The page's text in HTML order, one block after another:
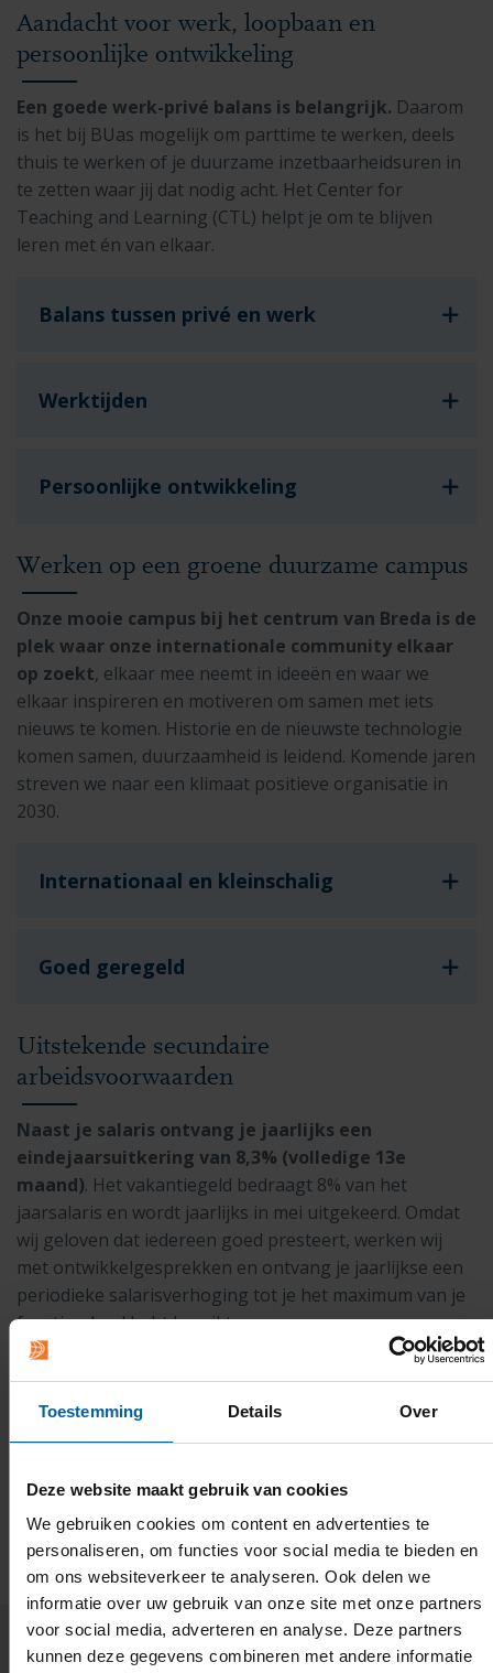
Toestemming Details Over
Deze website maakt gebruik van cookies
We gebruiken cookies om content en advertenties te
personaliseren, om functies voor social media te bieden en
om ons websiteverkeer te analyseren. Ook delen we
informatie over uw gebruik van onze site met onze partners
voor social media, adverteren en analyse. Deze partners
kunnen deze gegevens combineren met andere informatie
Aandacht voor werk, loopbaan en
persoonlijke ontwikkeling
Een goede werk-privé balans is belangrijk. Daarom
is het bij BUas mogelijk om parttime te werken, deels
thuis te werken of je duurzame inzetbaarheidsuren in
te zetten waar jij dat nodig acht. Het Center for
Teaching and Learning (CTL) helpt je om te blijven
leren met én van elkaar.
Balans tussen privé en werk
Werktijden
Persoonlijke ontwikkeling
Werken op een groene duurzame campus
Onze mooie campus bij het centrum van Breda is de
plek waar onze internationale community elkaar
op zoekt, elkaar mee neemt in ideeën en waar we
elkaar inspireren en motiveren om samen met iets
nieuws te komen. Historie en de nieuwste technologie
komen samen, duurzaamheid is leidend. Komende jaren
streven we naar een klimaat positieve organisatie in
2030.
Internationaal en kleinschalig
Goed geregeld
Uitstekende secundaire
arbeidsvoorwaarden
Naast je salaris ontvang je jaarlijks een
eindejaarsuitkering van 8,3% (volledige 13e
maand). Het vakantiegeld bedraagt 8% van het
jaarsalaris en wordt jaarlijks in mei uitgekeerd. Omdat
wij geloven dat iedereen goed presteert, werken wij
met ontwikkelgesprekken en ontvang je jaarlijkse een
periodieke salarisverhoging tot je het maximum van je
functieschaal hebt bereikt.
Verzekeringen